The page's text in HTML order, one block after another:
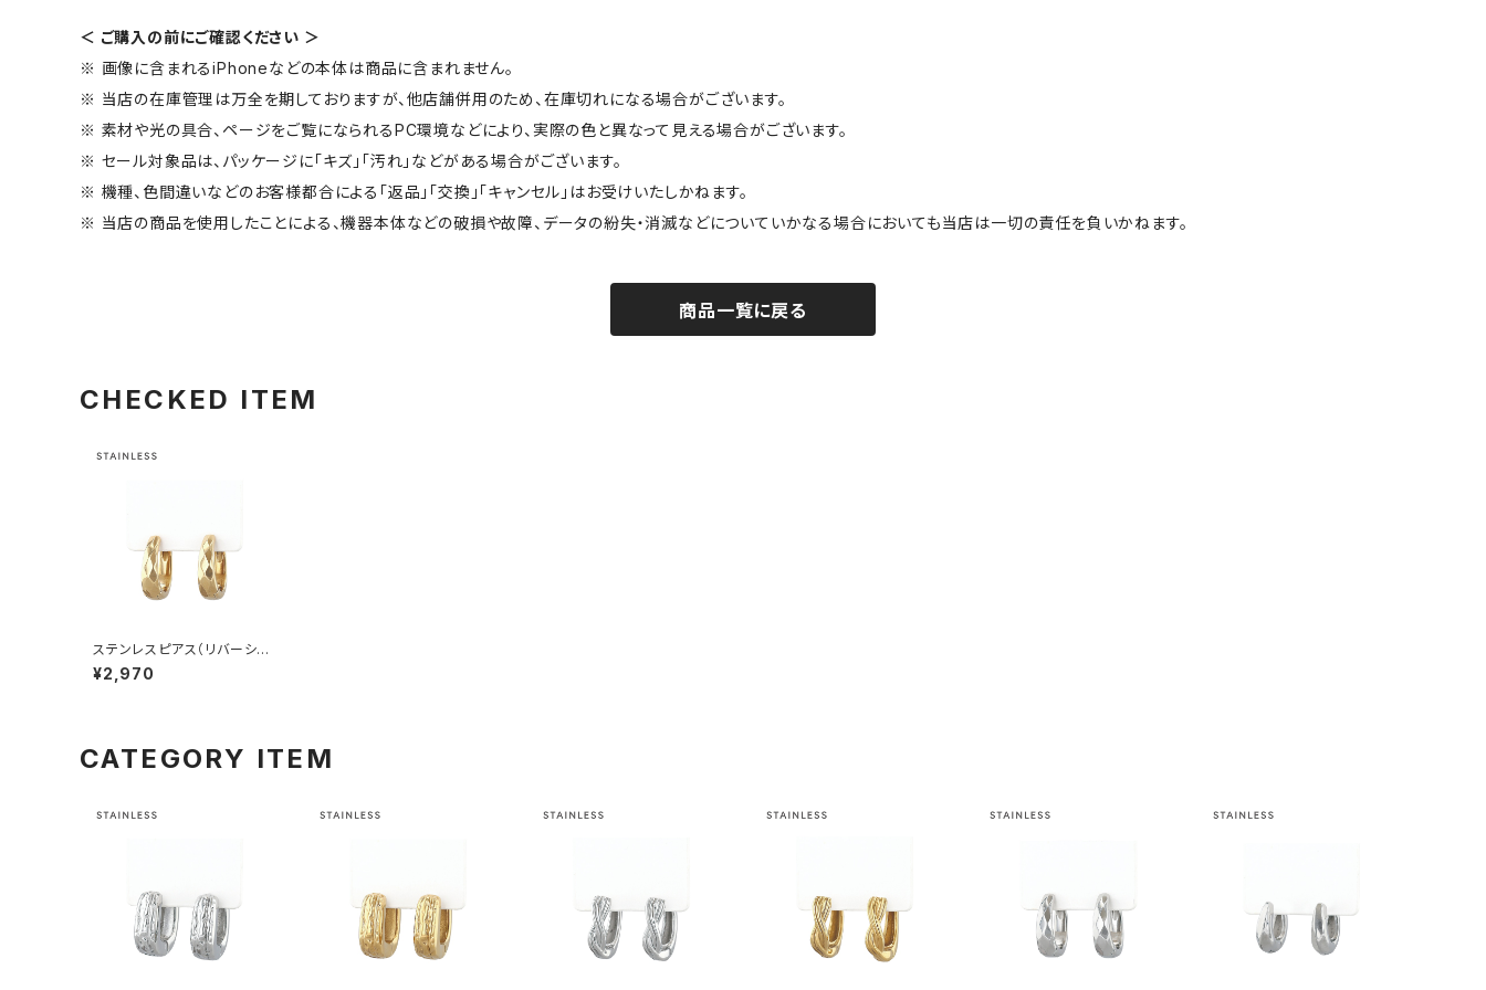
＜ ご購入の前にご確認ください ＞
※ 画像に含まれるiPhoneなどの本体は商品に含まれません。
※ 当店の在庫管理は万全を期しておりますが、他店舗併用のため、在庫切れになる場合がございます。
※ 素材や光の具合、ページをご覧になられるPC環境などにより、実際の色と異なって見える場合がございます。
※ セール対象品は、パッケージに「キズ」「汚れ」などがある場合がございます。
※ 機種、色間違いなどのお客様都合による「返品」「交換」「キャンセル」はお受けいたしかねます。
※ 当店の商品を使用したことによる、機器本体などの破損や故障、データの紛失・消滅などについていかなる場合においても当店は一切の責任を負いかねます。
商品一覧に戻る
CHECKED ITEM
ステンレスピアス（リバーシブ
ル仕様） ランバスカット AAP2
004-GD（ゴールド）
¥2,970
CATEGORY ITEM